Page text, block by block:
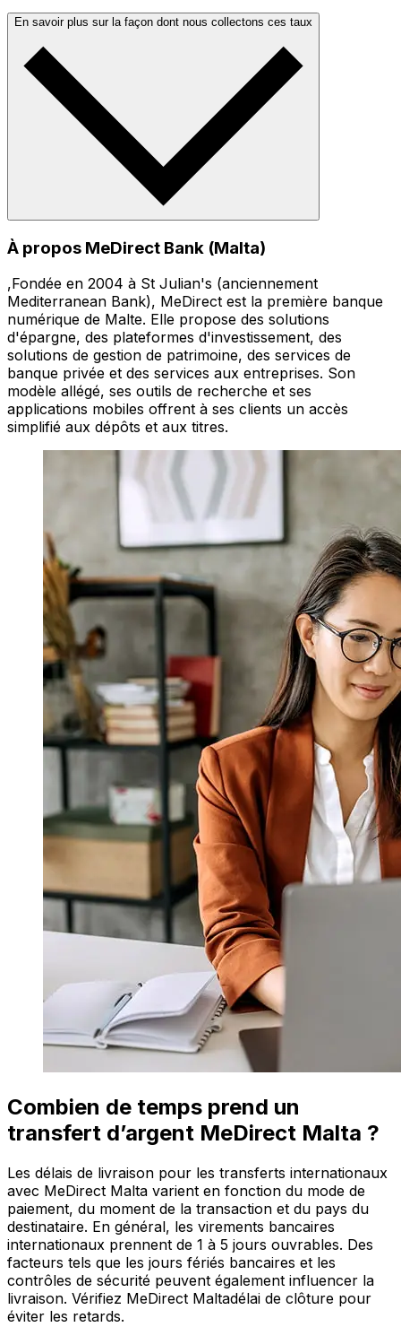
En savoir plus sur la façon dont nous collectons ces taux
À propos MeDirect Bank (Malta)
,Fondée en 2004 à St Julian's (anciennement
Mediterranean Bank), MeDirect est la première banque
numérique de Malte. Elle propose des solutions
d'épargne, des plateformes d'investissement, des
solutions de gestion de patrimoine, des services de
banque privée et des services aux entreprises. Son
modèle allégé, ses outils de recherche et ses
applications mobiles offrent à ses clients un accès
simplifié aux dépôts et aux titres.
Combien de temps prend un
transfert d’argent MeDirect Malta ?
Les délais de livraison pour les transferts internationaux
avec MeDirect Malta varient en fonction du mode de
paiement, du moment de la transaction et du pays du
destinataire. En général, les virements bancaires
internationaux prennent de 1 à 5 jours ouvrables. Des
facteurs tels que les jours fériés bancaires et les
contrôles de sécurité peuvent également influencer la
livraison. Vérifiez MeDirect Maltadélai de clôture pour
éviter les retards.